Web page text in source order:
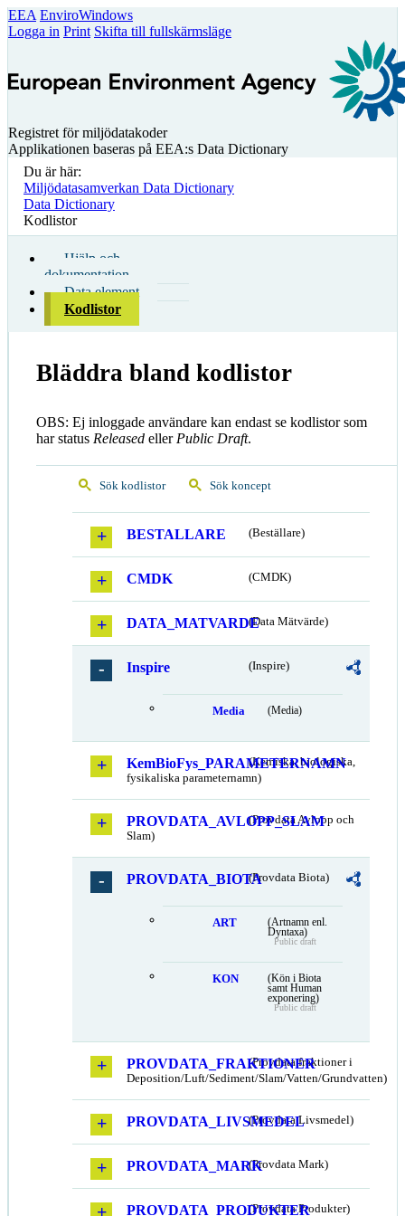
EEA EnviroWindows
Logga in Print Skifta till fullskärmsläge
Registret för miljödatakoder
Applikationen baseras på EEA:s Data Dictionary
Du är här:
Miljödatasamverkan Data Dictionary
Data Dictionary
Kodlistor
Hjälp och
dokumentation
Data element
Kodlistor
Bläddra bland kodlistor
OBS: Ej inloggade användare kan endast se kodlistor som
har status Released eller Public Draft.
Sök kodlistor Sök koncept
BESTALLARE (Beställare)
CMDK (CMDK)
DATA_MATVARDE(Data Mätvärde)
Inspire (Inspire)
Media (Media)
KemBioFys_PARAMETERNAMN
(Kemiska, biologiska,
fysikaliska parameternamn)
PROVDATA_AVLOPP_SLAM
(Provdata Avlopp och
Slam)
PROVDATA_BIOTA(Provdata Biota)
ART
(Artnamn enl.
Dyntaxa)
Public draft
KON
(Kön i Biota
samt Human
exponering)
Public draft
PROVDATA_FRAKTIONER
(Provdata fraktioner i
Deposition/Luft/Sediment/Slam/Vatten/Grundvatten)
PROVDATA_LIVSMEDEL
(Provdata Livsmedel)
PROVDATA_MARK(Provdata Mark)
PROVDATA_PRODUKTER
(Provdata Produkter)